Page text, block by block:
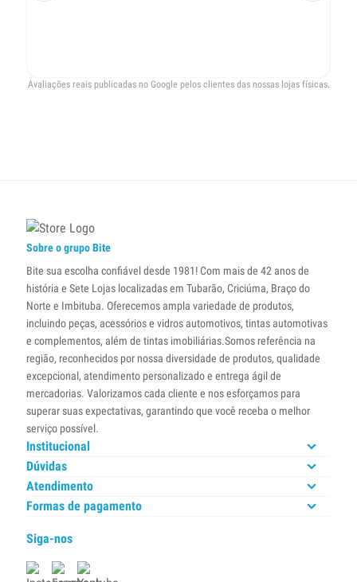
Avaliações reais publicadas no Google pelos clientes das nossas lojas físicas.
Sobre o grupo Bite
Bite sua escolha confiável desde 1981! Com mais de 42 anos de
história e Sete Lojas localizadas em Tubarão, Criciúma, Braço do
Norte e Imbituba. Oferecemos ampla variedade de produtos,
incluindo peças, acessórios e vidros automotivos, tintas automotivas
e complementos, além de tintas imobiliárias.Somos referência na
região, reconhecidos por nossa diversidade de produtos, qualidade
excepcional, atendimento personalizado e entrega ágil de
mercadorias. Valorizamos cada cliente e nos esforçamos para
superar suas expectativas, garantindo que você receba o melhor
serviço possível.
Institucional
Dúvidas
Atendimento
Formas de pagamento
Siga-nos